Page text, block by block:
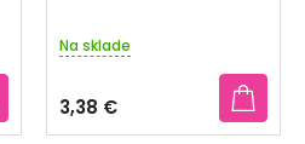
Na sklade
3,38 €